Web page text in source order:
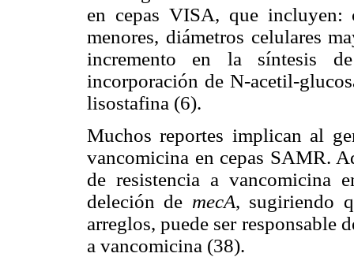
en cepas VISA, que incluyen:
menores, diámetros celulares
incremento en la síntesis
incorporación de N-acetil-
lisostafina (6).
Muchos reportes implican al
vancomicina en cepas SAMR.
de resistencia a vancomicina
deleción de mecA, sugiriendo
arreglos, puede ser responsable
a vancomicina (38).